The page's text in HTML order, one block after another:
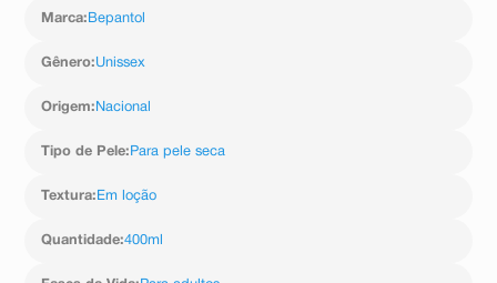
até completa absorção. Use diariamente,
hidratada e protegida ao longo do dia.
Marca: Bepantol
Gênero:Unissex
Origem: Nacional
Tipo de Pele: Para pele seca
Textura: Em loção
Quantidade:400ml